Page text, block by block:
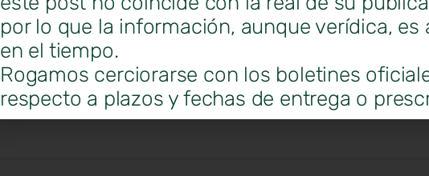
por lo que la información, aunque verídica, es
en el tiempo.
Rogamos cerciorarse con los boletines
respecto a plazos y fechas de entrega o